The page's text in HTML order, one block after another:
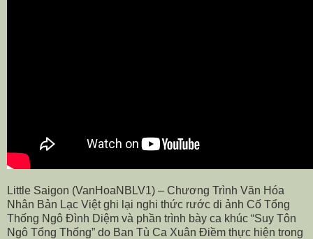
Little Saigon (VanHoaNBLV1) – Chương Trình Văn Hóa
Nhân Bản Lạc Việt ghi lại nghi thức rước di ảnh Cố Tổng
Thống Ngô Đình Diệm và phần trình bày ca khúc “Suy Tôn
Ngô Tổng Thống” do Ban Tù Ca Xuân Điềm thực hiện trong